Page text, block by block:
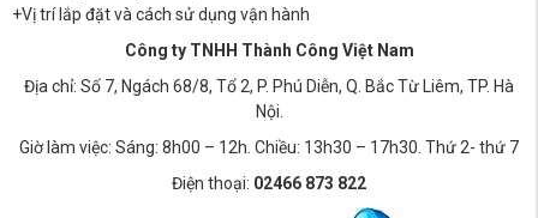
+Vị trí lắp đặt và cách sử dụng vận hành
Công ty TNHH Thành Công Việt Nam
Địa chỉ: Số 7, Ngách 68/8, Tổ 2, P. Phú Diễn, Q. Bắc Từ Liêm, TP. Hà
Nội.
Giờ làm việc: Sáng: 8h00 – 12h. Chiều: 13h30 – 17h30. Thứ 2- thứ 7
Điện thoại: 02466 873 822